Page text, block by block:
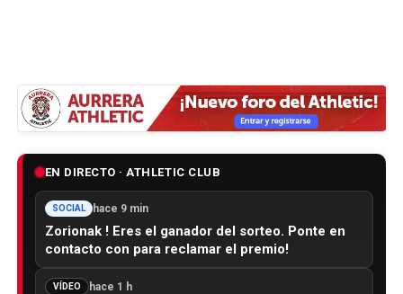
EN DIRECTO · ATHLETIC CLUB
SOCIAL hace 9 min
Zorionak ! Eres el ganador del sorteo. Ponte en
contacto con para reclamar el premio!
VÍDEO hace 1 h